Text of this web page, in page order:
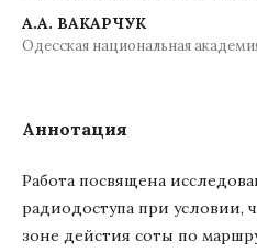
A.А. ВАКАРЧУК
Одесская национальная
Аннотация
Работа посвящена
радиодоступа при условии,
зоне дейстия соты по